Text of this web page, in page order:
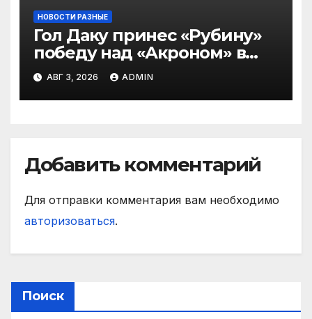
НОВОСТИ РАЗНЫЕ
Гол Даку принес «Рубину»
победу над «Акроном» в
матче РПЛ
АВГ 3, 2026 ADMIN
Добавить комментарий
Для отправки комментария вам необходимо
авторизоваться.
Поиск